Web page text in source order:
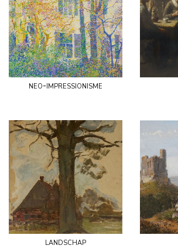
neo-impressionisme
landschap